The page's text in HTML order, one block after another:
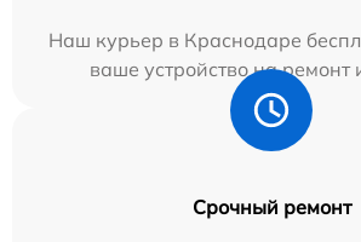
Наш курьер в Краснодаре
ваше устройство на ремонт
Срочный ремонт